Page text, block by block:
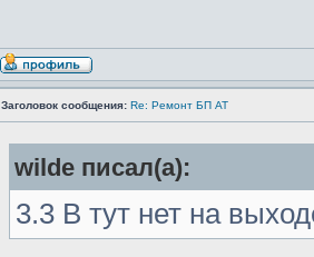
Заголовок сообщения: Re: Ремонт БП АТ
wilde писал(а):
3.3 В тут нет на